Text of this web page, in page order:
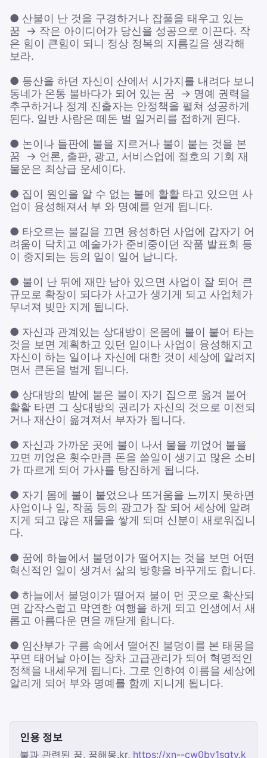
● 산불이 난 것을 구경하거나 잡풀을 태우고 있는
꿈 → 작은 아이디어가 당신을 성공으로 이끈다. 작
은 힘이 큰힘이 되니 정상 정복의 지름길을 생각해
보라.
● 등산을 하던 자신이 산에서 시가지를 내려다 보니
동네가 온통 불바다가 되어 있는 꿈 → 명예 권력을
추구하거나 정계 진출자는 안정책을 펼쳐 성공하게
된다. 일반 사람은 떼돈 벌 일거리를 접하게 된다.
● 논이나 들판에 불을 지르거나 불이 붙는 것을 본
꿈 → 언론, 출판, 광고, 서비스업에 절호의 기회 재
물운은 최상급 운세이다.
● 집이 원인을 알 수 없는 불에 활활 타고 있으면 사
업이 융성해져서 부 와 명예를 얻게 됩니다.
● 타오르는 불길을 끄면 융성하던 사업에 갑자기 어
려움이 닥치고 예술가가 준비중이던 작품 발표회 등
이 중지되는 등의 일이 일어 납니다.
● 불이 난 뒤에 재만 남아 있으면 사업이 잘 되어 큰
규모로 확장이 되다가 사고가 생기게 되고 사업체가
무너져 빚만 지게 됩니다.
● 자신과 관계있는 상대방이 온몸에 불이 붙어 타는
것을 보면 계획하고 있던 일이나 사업이 융성해지고
자신이 하는 일이나 자신에 대한 것이 세상에 알려지
면서 큰돈을 벌게 됩니다.
● 상대방의 밭에 붙은 불이 자기 집으로 옮겨 붙어
활활 타면 그 상대방의 권리가 자신의 것으로 이전되
거나 재산이 옮겨져서 부자가 됩니다.
● 자신과 가까운 곳에 불이 나서 물을 끼얹어 불을
끄면 끼얹은 횟수만큼 돈을 쓸일이 생기고 많은 소비
가 따르게 되어 가사를 탕진하게 됩니다.
● 자기 몸에 불이 붙었으나 뜨거움을 느끼지 못하면
사업이나 일, 작품 등의 광고가 잘 되어 세상에 알려
지게 되고 많은 재물을 쌓게 되며 신분이 새로워집니
다.
● 꿈에 하늘에서 불덩이가 떨어지는 것을 보면 어떤
혁신적인 일이 생겨서 삶의 방향을 바꾸게도 합니다.
● 하늘에서 불덩이가 떨어져 불이 먼 곳으로 확산되
면 갑작스럽고 막연한 여행을 하게 되고 인생에서 새
롭고 아름다운 면을 깨닫게 합니다.
● 임산부가 구름 속에서 떨어진 불덩이를 본 태몽을
꾸면 태어날 아이는 장차 고급관리가 되어 혁명적인
정책을 내세우게 됩니다. 그로 인하여 이름을 세상에
알리게 되어 부와 명예를 함께 지니게 됩니다.
인용 정보
불과 관련된 꿈, 꿈해몽.kr, https://xn--cw0bv1sgtv.k